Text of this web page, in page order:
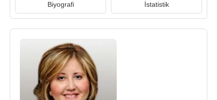
Biyografi İstatistik